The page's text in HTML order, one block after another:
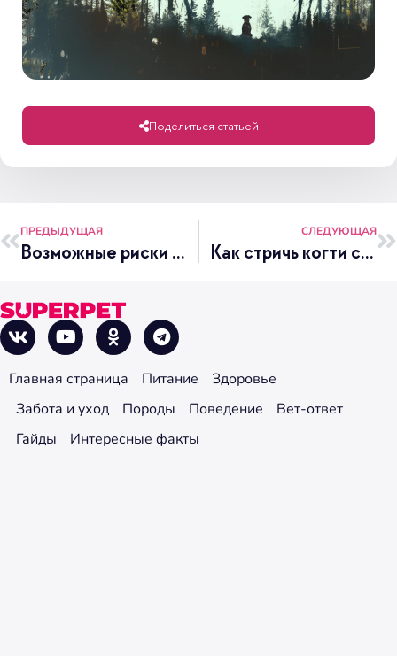
Поделиться статьей
ПРЕДЫДУЩАЯ
Возможные риски и последствия кастрации собаки
СЛЕДУЮЩАЯ
Как стричь когти собаке
Главная страница Питание
Здоровье
Забота и уход
Породы Поведение
Вет-ответ
Гайды
Интересные факты